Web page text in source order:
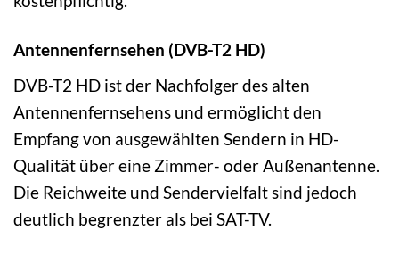
Antennenfernsehen (DVB-T2 HD)
DVB-T2 HD ist der Nachfolger des alten
Antennenfernsehens und ermöglicht den
Empfang von ausgewählten Sendern in HD-
Qualität über eine Zimmer- oder Außenantenne.
Die Reichweite und Sendervielfalt sind jedoch
deutlich begrenzter als bei SAT-TV.